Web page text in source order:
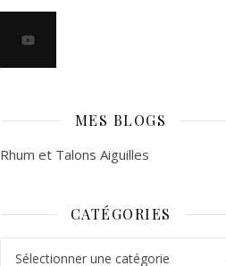
MES BLOGS
Rhum et Talons Aiguilles
CATÉGORIES